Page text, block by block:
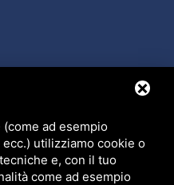
ad esempio
utilizziamo cookie o
e, con il tuo
come ad esempio